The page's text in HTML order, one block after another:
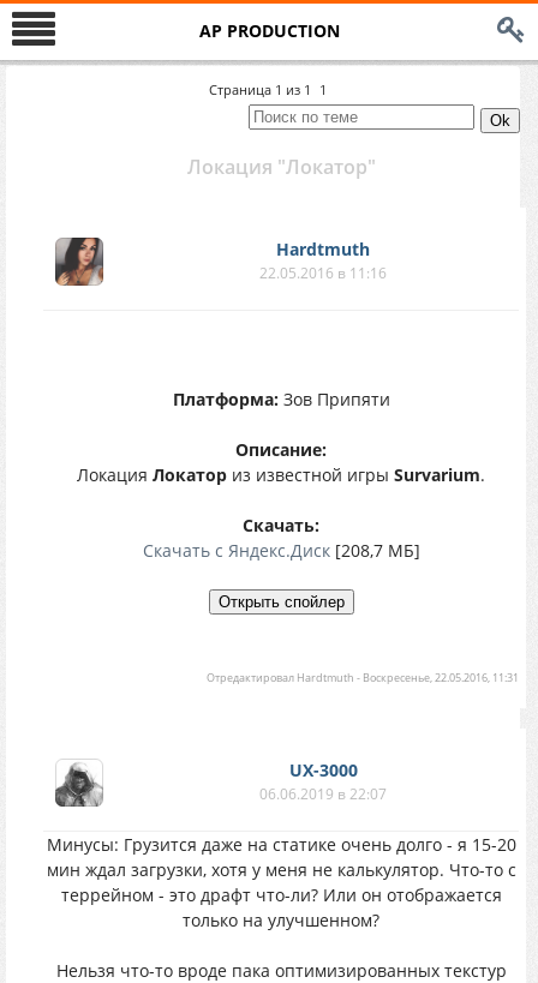
AP PRODUCTION
Страница 1 из 1 1
Локация "Локатор"
Hardtmuth
22.05.2016 в 11:16
Платформа:Зов Припяти
Описание:
Локация Локатор из известной игры Survarium.
Скачать:
Скачать с Яндекс.Диск[208,7 МБ]
Отредактировал Hardtmuth - Воскресенье, 22.05.2016, 11:31
UX-3000
06.06.2019 в 22:07
Минусы: Грузится даже на статике очень долго - я 15-20
мин ждал загрузки, хотя у меня не калькулятор. Что-то с
террейном - это драфт что-ли? Или он отображается
только на улучшенном?
Нельзя что-то вроде пака оптимизированных текстур